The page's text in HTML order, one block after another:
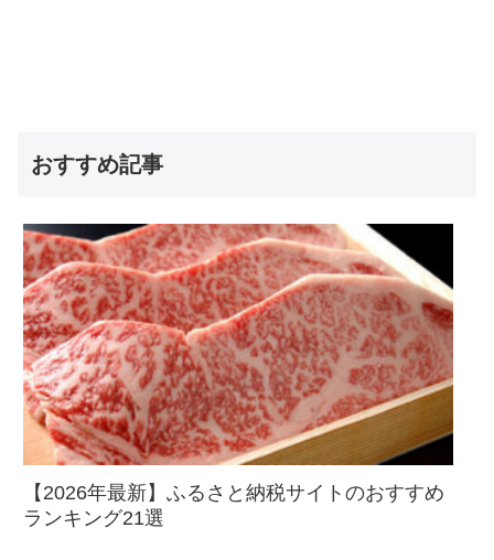
おすすめ記事
【2026年最新】ふるさと納税サイトのおすすめ
ランキング21選